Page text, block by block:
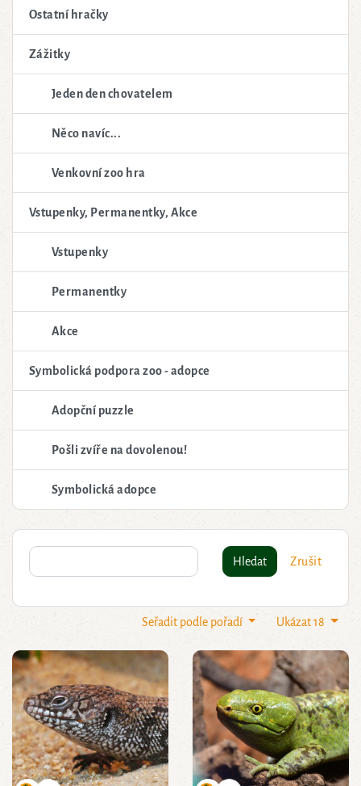
Ostatní hračky
Zážitky
Jeden den chovatelem
Něco navíc...
Venkovní zoo hra
Vstupenky, Permanentky, Akce
Vstupenky
Permanentky
Akce
Symbolická podpora zoo - adopce
Adopční puzzle
Pošli zvíře na dovolenou!
Symbolická adopce
Hledat Zrušit
Ukázat 18
Seřadit podle pořadí